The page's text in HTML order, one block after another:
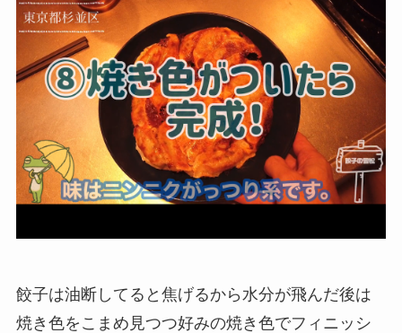
餃子は油断してると焦げるから水分が飛んだ後は
焼き色をこまめ見つつ好みの焼き色でフィニッシ